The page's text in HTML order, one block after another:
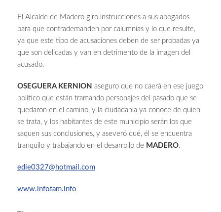
El Alcalde de Madero giro instrucciones a sus abogados
para que contrademanden por calumnias y lo que resulte,
ya que este tipo de acusaciones deben de ser probadas ya
que son delicadas y van en detrimento de la imagen del
acusado.
OSEGUERA KERNION aseguro que no caerá en ese juego
político que están tramando personajes del pasado que se
quedaron en el camino, y la ciudadanía ya conoce de quien
se trata, y los habitantes de este municipio serán los que
saquen sus conclusiones, y aseveró qué, él se encuentra
tranquilo y trabajando en el desarrollo de MADERO.
edie0327@hotmail.com
www.infotam.info